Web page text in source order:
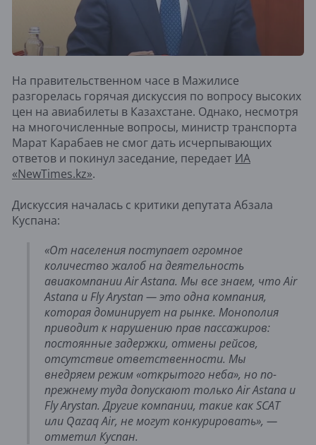
На правительственном часе в Мажилисе
разгорелась горячая дискуссия по вопросу высоких
цен на авиабилеты в Казахстане. Однако, несмотря
на многочисленные вопросы, министр транспорта
Марат Карабаев не смог дать исчерпывающих
ответов и покинул заседание, передает ИА
«NewTimes.kz».
Дискуссия началась с критики депутата Абзала
Куспана:
«От населения поступает огромное
количество жалоб на деятельность
авиакомпании Air Astana. Мы все знаем, что Air
Astana и Fly Arystan — это одна компания,
которая доминирует на рынке. Монополия
приводит к нарушению прав пассажиров:
постоянные задержки, отмены рейсов,
отсутствие ответственности. Мы
внедряем режим «открытого неба», но по-
прежнему туда допускают только Air Astana и
Fly Arystan. Другие компании, такие как SCAT
или Qazaq Air, не могут конкурировать», —
отметил Куспан.